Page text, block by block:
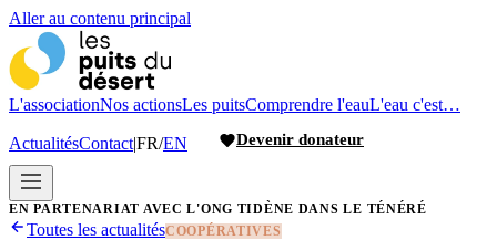
Aller au contenu principal
L'associationNos actionsLes puitsComprendre l'eauL'eau c'est…
ActualitésContact|FR/EN Devenir donateur
EN PARTENARIAT AVEC L'ONG TIDÈNE DANS LE TÉNÉRÉ
Toutes les actualitésCOOPÉRATIVES